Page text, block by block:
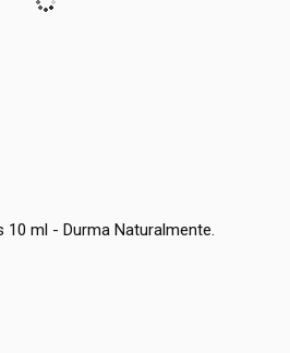
ml - Durma Naturalmente.